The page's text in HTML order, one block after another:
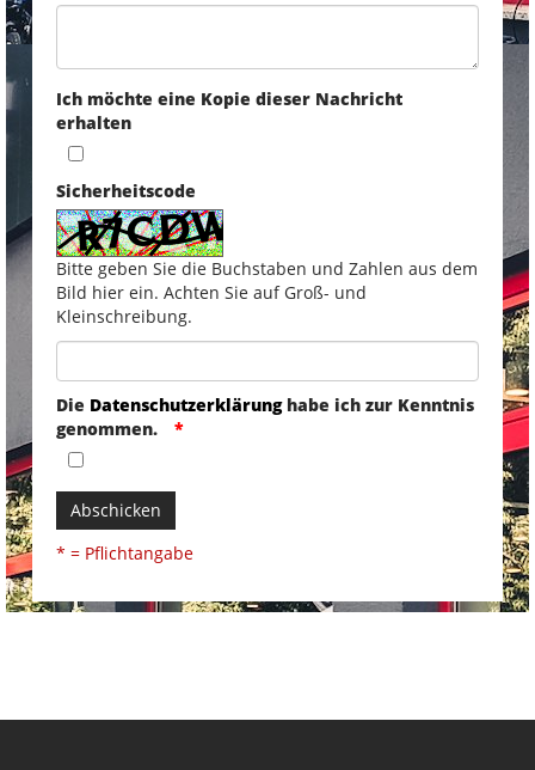
Ich möchte eine Kopie dieser Nachricht
erhalten
Sicherheitscode
Bitte geben Sie die Buchstaben und Zahlen aus dem
Bild hier ein. Achten Sie auf Groß- und
Kleinschreibung.
Die Datenschutzerklärunghabe ich zur Kenntnis
genommen.
Abschicken
* = Pflichtangabe